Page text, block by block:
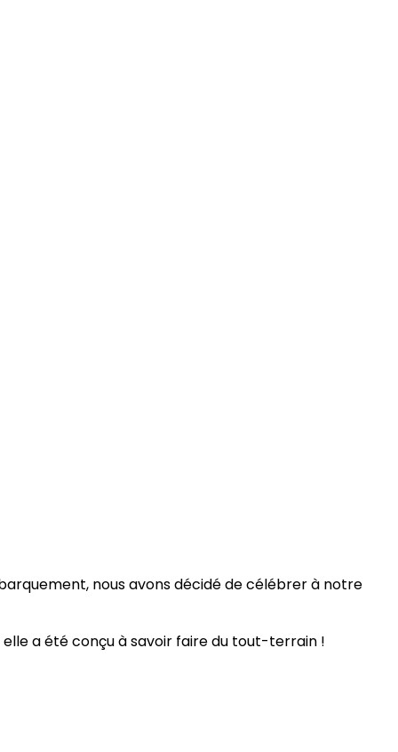
nous avons décidé de célébrer à notre
a été conçu à savoir faire du tout-terrain !